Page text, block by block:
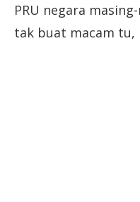
PRU negara
tak buat macam tu,